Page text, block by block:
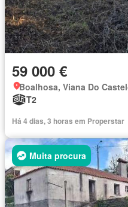
59 000 €
Boalhosa, Viana Do
T2
Há 4 dias, 3 horas em Properstar
Muita procura